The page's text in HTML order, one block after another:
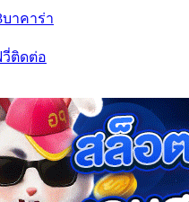
บาคาร่า
ติดต่อ